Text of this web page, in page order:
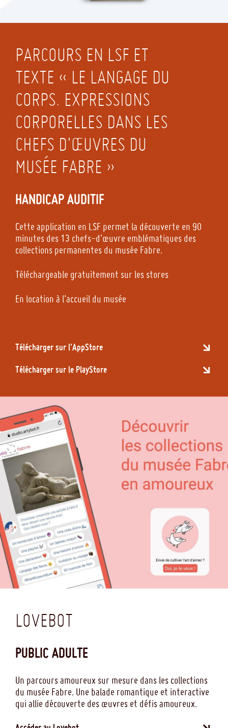
PARCOURS EN LSF ET
TEXTE « LE LANGAGE DU
CORPS. EXPRESSIONS
CORPORELLES DANS LES
CHEFS D’ŒUVRES DU
MUSÉE FABRE »
HANDICAP AUDITIF
Cette application en LSF permet la découverte en 90
minutes des 13 chefs-d’œuvre emblématiques des
collections permanentes du musée Fabre.
Téléchargeable gratuitement sur les stores
En location à l’accueil du musée
Télécharger sur l'AppStore
Télécharger sur le PlayStore
LOVEBOT
PUBLIC ADULTE
Un parcours amoureux sur mesure dans les collections
du musée Fabre. Une balade romantique et interactive
qui allie découverte des œuvres et défis amoureux.